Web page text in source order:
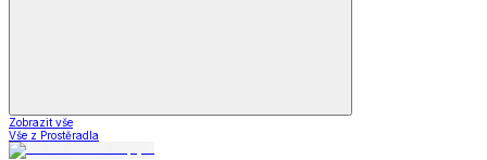
Zobrazit vše
Vše z Prostěradla